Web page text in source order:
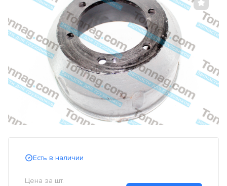
Есть в наличии
Цена за шт.